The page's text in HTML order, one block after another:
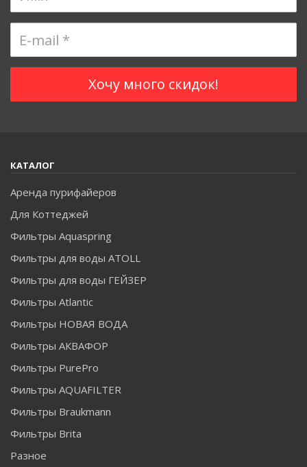
КАТАЛОГ
Аренда пурифайеров
Для Коттеджей
Фильтры Aquaspring
Фильтры для воды ATOLL
Фильтры для воды ГЕЙЗЕР
Фильтры Atlantic
Фильтры НОВАЯ ВОДА
Фильтры АКВАФОР
Фильтры PurePro
Фильтры AQUAFILTER
Фильтры Braukmann
Фильтры Brita
Разное